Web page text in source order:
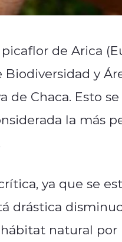
de Arica
y
de Chaca. Esto
la más
ya que se
drástica
natural por